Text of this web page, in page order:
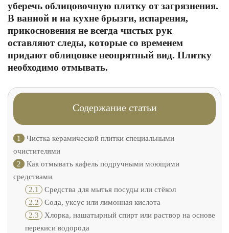
уберечь облицовочную плитку от загрязнения.
В ванной и на кухне брызги, испарения,
прикосновения не всегда чистых рук
оставляют следы, которые со временем
придают облицовке неопрятный вид. Плитку
необходимо отмывать.
Содержание статьи
1
Чистка керамической плитки специальными
очистителями
2
Как отмывать кафель подручными моющими
средствами
2.1 Средства для мытья посуды или стёкол
2.2 Сода, уксус или лимонная кислота
2.3 Хлорка, нашатырный спирт или раствор на основе
перекиси водорода